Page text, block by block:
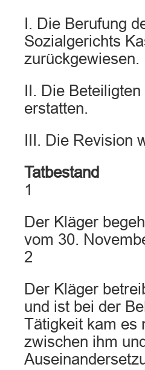
I. Die Berufung
Sozialgerichts
zurückgewiesen.
II. Die
erstatten.
III. Die Revision
Tatbestand
1
Der Kläger
vom 30.
2
Der Kläger
und ist bei der
Tätigkeit kam es
zwischen ihm